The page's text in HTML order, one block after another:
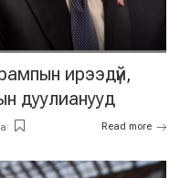
ирээдүй,
дуулианууд
Read more